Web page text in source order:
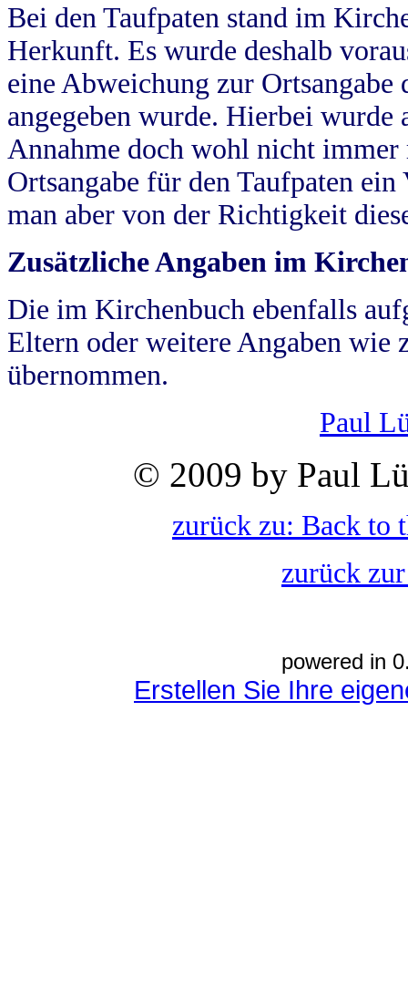
Bei den Taufpaten stand im
Herkunft. Es wurde deshalb
eine Abweichung zur
angegeben wurde. Hierbei wurde
Annahme doch wohl nicht
Ortsangabe für den Taufpaten
man aber von der Richtigkeit
Zusätzliche Angaben im
Die im Kirchenbuch ebenfalls
Eltern oder weitere Angaben wie
übernommen.
Paul
© 2009 by Paul
zurück zu: Back to
zurück
powered in
Erstellen Sie Ihre